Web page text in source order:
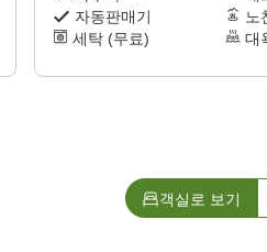
자동판매기
노
세탁 (무료)
대
객실로 보기